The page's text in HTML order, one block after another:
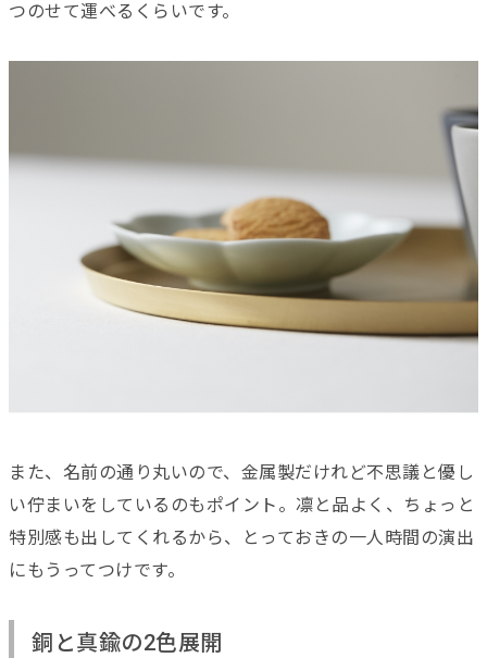
つのせて運べるくらいです。
また、名前の通り丸いので、金属製だけれど不思議と優し
い佇まいをしているのもポイント。凛と品よく、ちょっと
特別感も出してくれるから、とっておきの一人時間の演出
にもうってつけです。
銅と真鍮の2色展開